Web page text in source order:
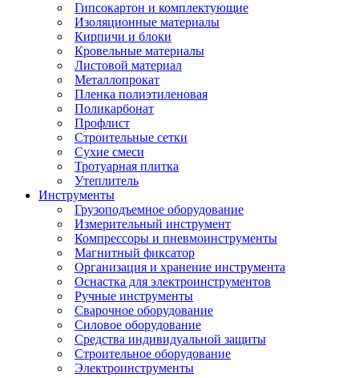
Гипсокартон и комплектующие
Изоляционные материалы
Кирпичи и блоки
Кровельные материалы
Листовой материал
Металлопрокат
Пленка полиэтиленовая
Поликарбонат
Профлист
Строительные сетки
Сухие смеси
Тротуарная плитка
Утеплитель
Инструменты
Грузоподъемное оборудование
Измерительный инструмент
Компрессоры и пневмоинструменты
Магнитный фиксатор
Организация и хранение инструмента
Оснастка для электроинструментов
Ручные инструменты
Сварочное оборудование
Силовое оборудование
Средства индивидуальной защиты
Строительное оборудование
Электроинструменты